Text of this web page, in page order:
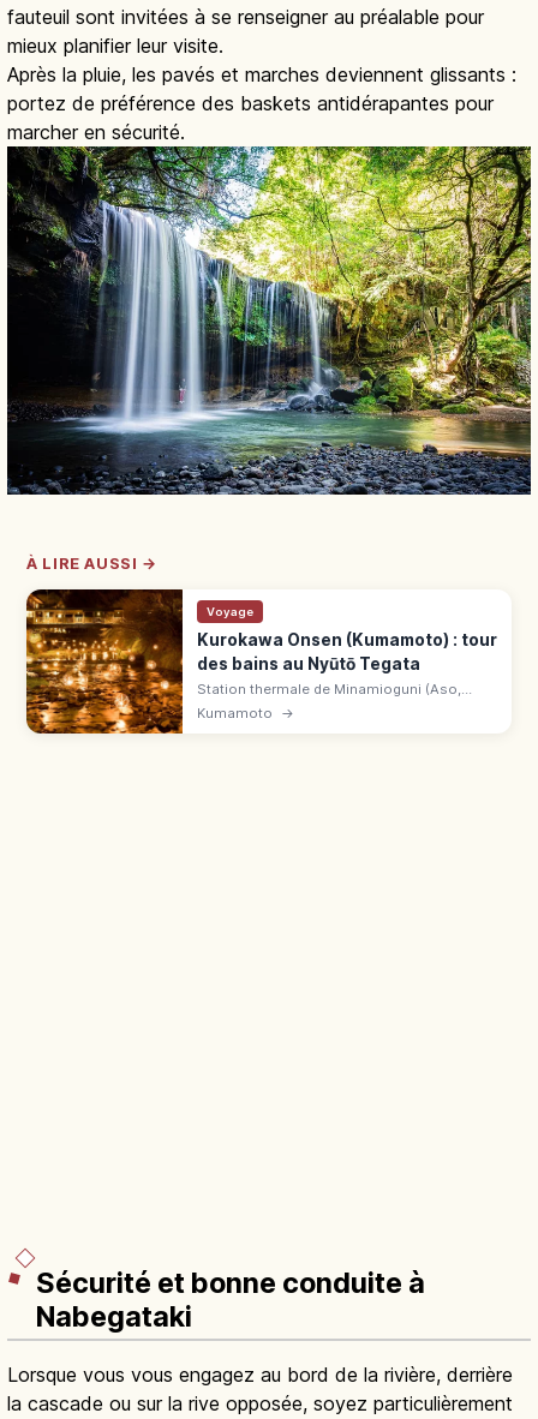
fauteuil sont invitées à se renseigner au préalable pour
mieux planifier leur visite.
Après la pluie, les pavés et marches deviennent glissants :
portez de préférence des baskets antidérapantes pour
marcher en sécurité.
À LIRE AUSSI →
Voyage
Kurokawa Onsen (Kumamoto) : tour
des bains au Nyūtō Tegata
Station thermale de Minamioguni (Aso,
Kumamoto), 2 étoiles Michelin 2009. Pass
Kumamoto →
Sécurité et bonne conduite à
Nabegataki
Lorsque vous vous engagez au bord de la rivière, derrière
la cascade ou sur la rive opposée, soyez particulièrement